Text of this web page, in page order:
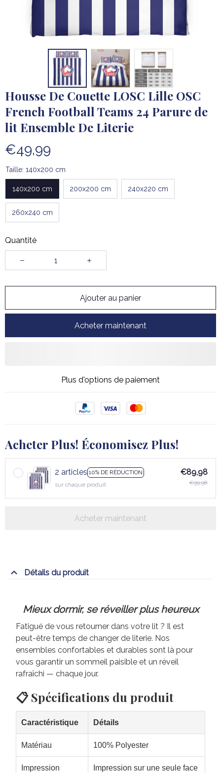
Housse De Couette LOSC Lille OSC
French Football Teams 24 Parure de
lit Ensemble De Literie
€49,99
Taille: 140x200 cm
140x200 cm 200x200 cm 240x220 cm
260x240 cm
Quantité
Ajouter au panier
Acheter maintenant
Plus d'options de paiement
Acheter Plus! Économisez Plus!
2 articles 10% DE RÉDUCTION
sur chaque produit
€89,98
€99,98
Acheter maintenant
Détails du produit
Mieux dormir, se réveiller plus heureux
Fatigué de vous retourner dans votre lit ? Il est
peut-être temps de changer de literie. Nos
ensembles confortables et durables sont là pour
vous garantir un sommeil paisible et un réveil
rafraîchi — chaque jour.
📋 Spécifications du produit
Caractéristique Détails
Matériau 100% Polyester
Impression Impression sur une seule face